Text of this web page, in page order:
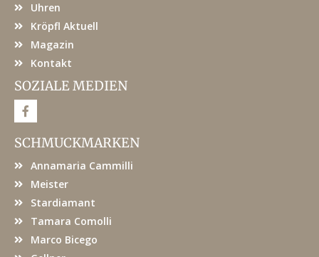
Uhren
Kröpfl Aktuell
Magazin
Kontakt
SOZIALE MEDIEN
F
a
e
b
o
SCHMUCKMARKEN
Annamaria Cammilli
Meister
Stardiamant
Tamara Comolli
Marco Bicego